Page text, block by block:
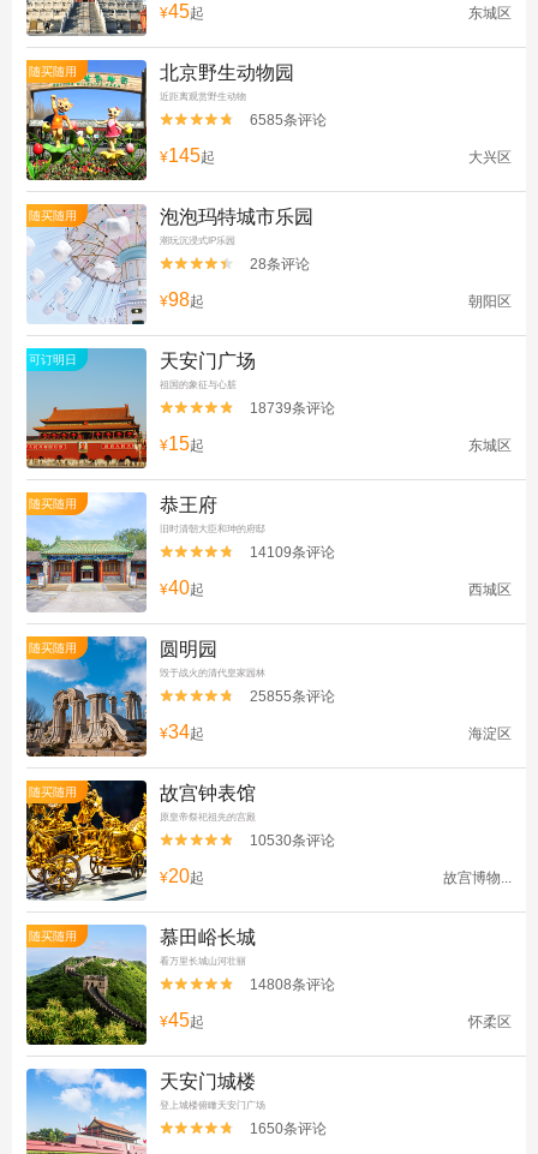
¥45起 东城区
随买随用 北京野生动物园
近距离观赏野生动物

 6585条评论
¥145起 大兴区
随买随用 泡泡玛特城市乐园
潮玩沉浸式IP乐园

 28条评论
¥98起 朝阳区
可订明日 天安门广场
祖国的象征与心脏

 18739条评论
¥15起 东城区
随买随用 恭王府
旧时清朝大臣和珅的府邸

 14109条评论
¥40起 西城区
随买随用 圆明园
毁于战火的清代皇家园林

 25855条评论
¥34起 海淀区
随买随用 故宫钟表馆
原皇帝祭祀祖先的宫殿

 10530条评论
¥20起 故宫博物...
随买随用 慕田峪长城
看万里长城山河壮丽

 14808条评论
¥45起 怀柔区
天安门城楼
登上城楼俯瞰天安门广场

 1650条评论